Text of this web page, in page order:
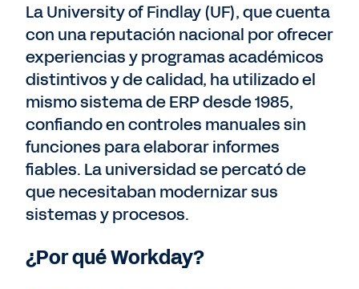
La University of Findlay (UF), que cuenta
con una reputación nacional por ofrecer
experiencias y programas académicos
distintivos y de calidad, ha utilizado el
mismo sistema de ERP desde 1985,
confiando en controles manuales sin
funciones para elaborar informes
fiables. La universidad se percató de
que necesitaban modernizar sus
sistemas y procesos.
¿Por qué Workday?